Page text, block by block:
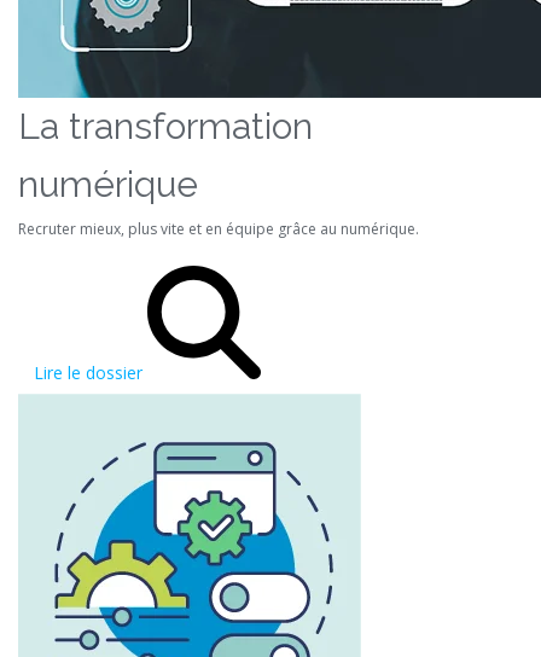
La transformation
numérique
Recruter mieux, plus vite et en équipe grâce au numérique.
Lire le dossier